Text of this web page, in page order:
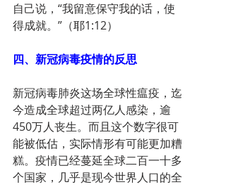
自己说，“我留意保守我的话，使
得成就。”（耶1:12）
四、新冠病毒疫情的反思
新冠病毒肺炎这场全球性瘟疫，迄
今造成全球超过两亿人感染，逾
450万人丧生。而且这个数字很可
能被低估，实际情形有可能更加糟
糕。疫情已经蔓延全球二百一十多
个国家，几乎是现今世界人口的全